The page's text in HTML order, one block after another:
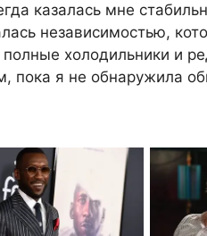
казалась мне
независимостью,
полные холодильники и
пока я не обнаружила